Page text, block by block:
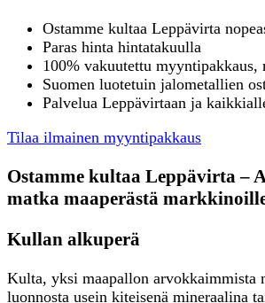
Ostamme kultaa Leppävirta
Paras hinta hintatakuulla
100% vakuutettu myyntipakkaus,
Suomen luotetuin jalometallien
Palvelua Leppävirtaan ja
Tilaa ilmainen myyntipakkaus
Ostamme kultaa Leppävirta –
matka maaperästä
Kullan alkuperä
Kulta, yksi maapallon arvokkaimmista
luonnosta usein kiteisenä mineraalina